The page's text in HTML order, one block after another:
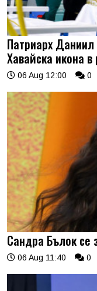
Патриарх Даниил
Хавайска икона
06 Aug 12:00 0
Сандра Бълок се
06 Aug 11:40 0